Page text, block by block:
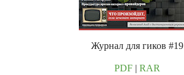
Журнал для гиков #19
PDF| RAR